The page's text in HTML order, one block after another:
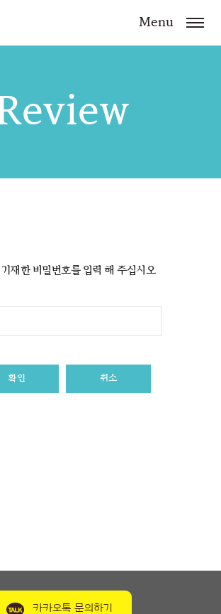
Menu
재한 비밀번호를 입력 해 주십시오
확인 취소
카카오톡 문의하기